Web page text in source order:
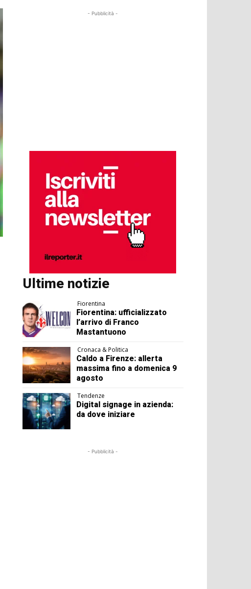
- Pubblicità -
Ultime notizie
Fiorentina
Fiorentina: ufficializzato
l’arrivo di Franco
Mastantuono
Cronaca & Politica
Caldo a Firenze: allerta
massima fino a domenica 9
agosto
Tendenze
Digital signage in azienda:
da dove iniziare
- Pubblicità -